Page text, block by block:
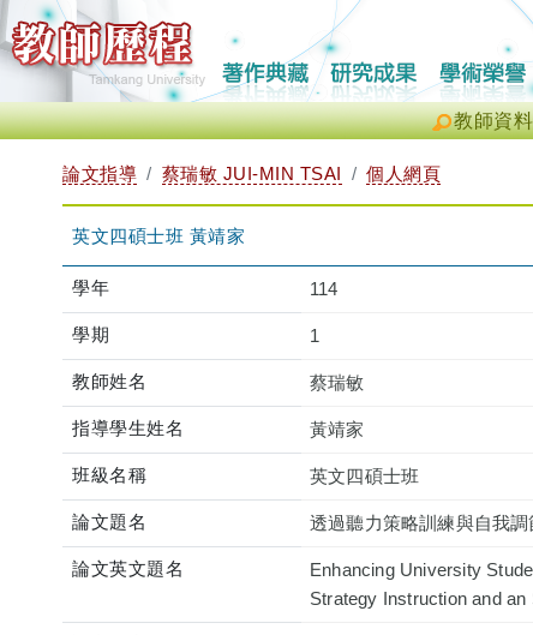
教師資
論文指導 蔡瑞敏 JUI-MIN TSAI 個人網頁
英文四碩士班 黃靖家
學年 114
學期 1
教師姓名 蔡瑞敏
指導學生姓名 黃靖家
班級名稱 英文四碩士班
論文題名 透過聽力策略訓練與自我
論文英文題名
Enhancing University
Strategy Instruction and